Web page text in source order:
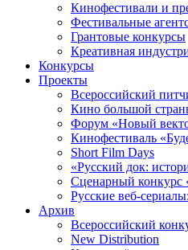
Кинофестивали и
Фестивальные
Грантовые конкурсы
Креативная
Конкурсы
Проекты
Всероссийский
Кино большой
Форум «Новый
Кинофестиваль
Short Film Days
«Русский док:
Сценарный конкурс
Русские веб-
Архив
Всероссийский
New Distribution